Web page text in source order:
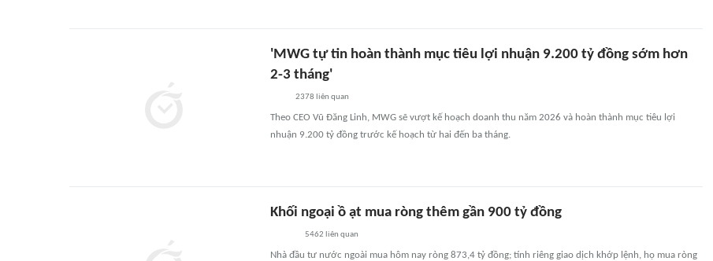
'MWG tự tin hoàn thành mục tiêu lợi nhuận 9.200 tỷ đồng sớm hơn
2-3 tháng'
2378 liên quan
Theo CEO Vũ Đăng Linh, MWG sẽ vượt kế hoạch doanh thu năm 2026 và hoàn thành mục tiêu lợi
nhuận 9.200 tỷ đồng trước kế hoạch từ hai đến ba tháng.
Khối ngoại ồ ạt mua ròng thêm gần 900 tỷ đồng
5462 liên quan
Nhà đầu tư nước ngoài mua hôm nay ròng 873,4 tỷ đồng; tính riêng giao dịch khớp lệnh, họ mua ròng